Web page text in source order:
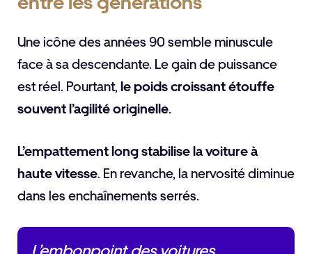
Une icône des années 90 semble minuscule
face à sa descendante. Le gain de puissance
est réel. Pourtant, le poids croissant étouffe
souvent l’agilité originelle.
L’empattement long stabilise la voiture à
haute vitesse. En revanche, la nervosité diminue
dans les enchaînements serrés.